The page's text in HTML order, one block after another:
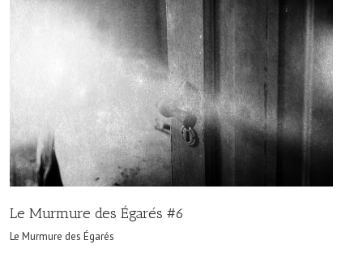
Le Murmure des Égarés #6
Le Murmure des Égarés